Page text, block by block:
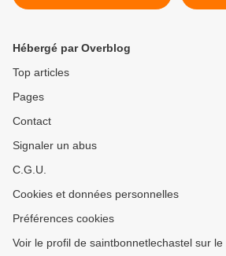
Hébergé par Overblog
Top articles
Pages
Contact
Signaler un abus
C.G.U.
Cookies et données personnelles
Préférences cookies
Voir le profil de saintbonnetlechastel sur